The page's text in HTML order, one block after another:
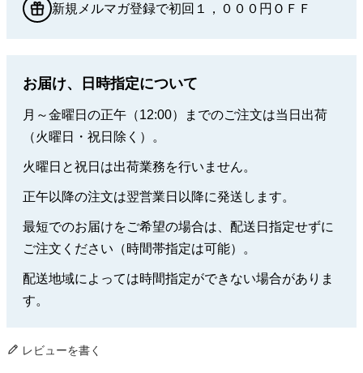
新規メルマガ登録で初回１，０００円ＯＦＦ
お届け、日時指定について
月～金曜日の正午（12:00）までのご注文は当日出荷
（火曜日・祝日除く）。
火曜日と祝日は出荷業務を行いません。
正午以降の注文は翌営業日以降に発送します。
最短でのお届けをご希望の場合は、配送日指定せずに
ご注文ください（時間帯指定は可能）。
配送地域によっては時間指定ができない場合がありま
す。
レビューを書く